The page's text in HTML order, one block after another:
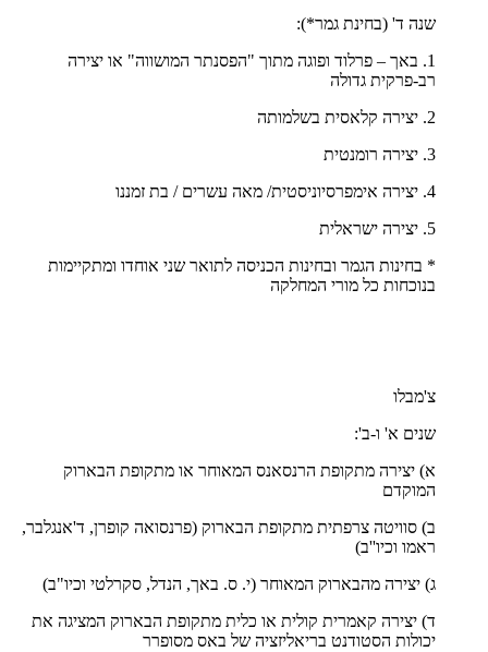
שנה ד' (בחינת גמר*):
1. באך – פרלוד ופוגה מתוך "הפסנתר המושווה" או יצירה
רב-פרקית גדולה
2. יצירה קלאסית בשלמותה
3. יצירה רומנטית
4. יצירה אימפרסיוניסטית/ מאה עשרים / בת זמננו
5. יצירה ישראלית
* בחינות הגמר ובחינות הכניסה לתואר שני אוחדו ומתקיימות
בנוכחות כל מורי המחלקה
צ'מבלו
שנים א' ו-ב':
א) יצירה מתקופת הרנסאנס המאוחר או מתקופת הבארוק
המוקדם
ב) סוויטה צרפתית מתקופת הבארוק (פרנסואה קופרן, ד'אנגלבר,
ראמו וכיו''ב)
ג) יצירה מהבארוק המאוחר (י. ס. באך, הנדל, סקרלטי וכיו"ב)
ד) יצירה קאמרית קולית או כלית מתקופת הבארוק המציגה את
יכולות הסטודנט בריאליזציה של באס מסופרר